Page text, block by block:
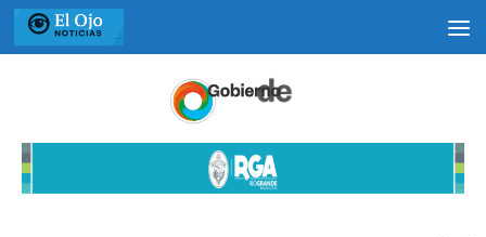
Saltar al contenido